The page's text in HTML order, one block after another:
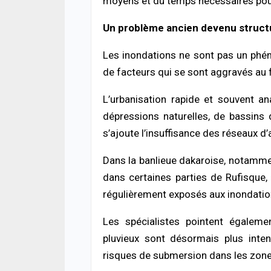
Un problème ancien devenu
Les inondations ne sont pas un
de facteurs qui se sont aggravés au
L’urbanisation rapide et souvent
dépressions naturelles, de
s’ajoute l’insuffisance des réseaux
Dans la banlieue dakaroise,
dans certaines parties de
régulièrement exposés aux
Les spécialistes pointent
pluvieux sont désormais plus
risques de submersion dans les
la
05/
05/